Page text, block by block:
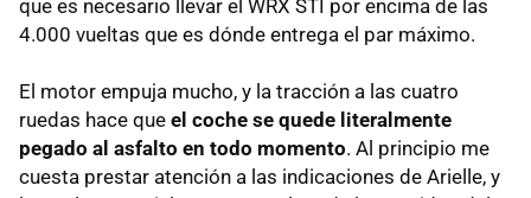
que es necesario llevar el WRX STI por encima de las
4.000 vueltas que es dónde entrega el par máximo.
El motor empuja mucho, y la tracción a las cuatro
ruedas hace que el coche se quede literalmente
pegado al asfalto en todo momento. Al principio me
cuesta prestar atención a las indicaciones de Arielle, y